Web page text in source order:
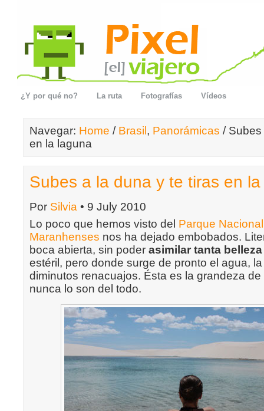
¿Y por qué no? La ruta Fotografías Vídeos
Navegar: Home / Brasil , Panorámicas /
en la laguna
Subes a la duna y te tiras en
Por Silvia • 9 July 2010
Lo poco que hemos visto del Parque
Maranhenses nos ha dejado embobados.
boca abierta, sin poder asimilar tanta
estéril, pero donde surge de pronto el agua,
diminutos renacuajos. Ésta es la grandeza
nunca lo son del todo.